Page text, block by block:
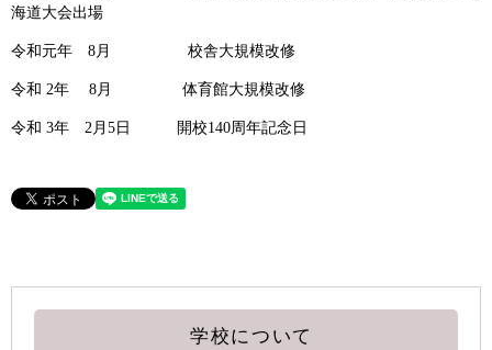
海道大会出場
令和元年 8月 校舎大規模改修
令和 2年 8月 体育館大規模改修
令和 3年 2月5日 開校140周年記念日
学校について